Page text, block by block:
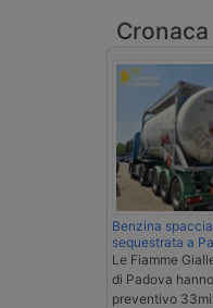
Cronaca
Benzina
sequestrata a
Le Fiamme
di Padova
preventivo